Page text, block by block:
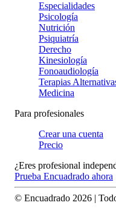
Especialidades
Psicología
Nutrición
Psiquiatría
Derecho
Kinesiología
Fonoaudiología
Terapias
Medicina
Para profesionales
Crear una cuenta
Precio
¿Eres profesional
Prueba Encuadrado ahora
© Encuadrado 2026 |